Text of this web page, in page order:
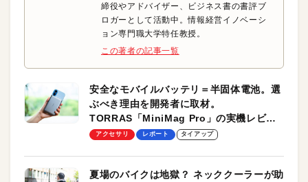
締役やアドバイザー、ビジネス書の書評ブ
ロガーとして活動中。情報経営イノベーシ
ョン専門職大学特任教授。
この著者の記事一覧
安全なモバイルバッテリ＝半固体電池。選
ぶべき理由を開発者に取材。
TORRAS「MiniMag Pro」の実機レビュ
ーも
アクセサリ レポート タイアップ
夏場のバイクは地獄？ ネッククーラーが助